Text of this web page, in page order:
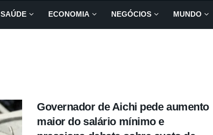
SAÚDE ECONOMIA NEGÓCIOS MUNDO
Governador de Aichi pede aumento
maior do salário mínimo e